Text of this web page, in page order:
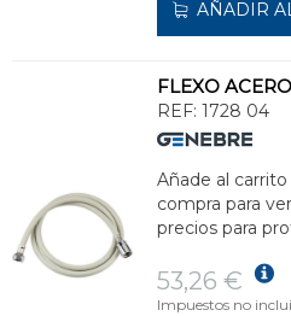
AÑADIR
REF: 1728 04
Añade al
compra para
precios para
53,26 €
Impuestos no